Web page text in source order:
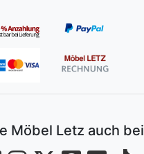
Möbel Letz auch bei